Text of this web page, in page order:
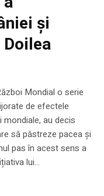
și
Mondial o serie
de efectele
au decis
să păstreze pacea și
pas în acest sens a
lui...